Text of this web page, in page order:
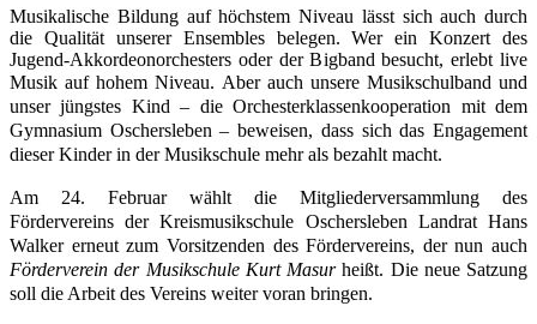
Musikalische Bildung auf höchstem Niveau lässt sich auch durch
die Qualität unserer Ensembles belegen. Wer ein Konzert des
Jugend-Akkordeonorchesters oder der Bigband besucht, erlebt live
Musik auf hohem Niveau. Aber auch unsere Musikschulband und
unser jüngstes Kind – die Orchesterklassenkooperation mit dem
Gymnasium Oschersleben – beweisen, dass sich das Engagement
dieser Kinder in der Musikschule mehr als bezahlt macht.
Am 24. Februar wählt die Mitgliederversammlung des
Fördervereins der Kreismusikschule Oschersleben Landrat Hans
Walker erneut zum Vorsitzenden des Fördervereins, der nun auch
Förderverein der Musikschule Kurt Masurheißt. Die neue Satzung
soll die Arbeit des Vereins weiter voran bringen.